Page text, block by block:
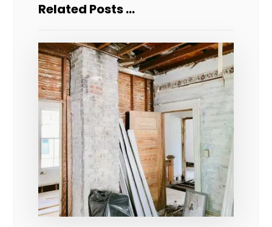
Related Posts ...